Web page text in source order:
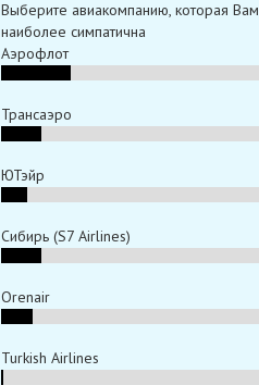
Выберите авиакомпанию, которая Вам
наиболее симпатична
Аэрофлот
Трансаэро
ЮТэйр
Сибирь (S7 Airlines)
Orenair
Turkish Airlines